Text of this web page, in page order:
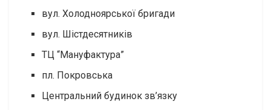
вул. Холодноярської бригади
вул. Шістдесятників
ТЦ “Мануфактура”
пл. Покровська
Центральний будинок зв’язку